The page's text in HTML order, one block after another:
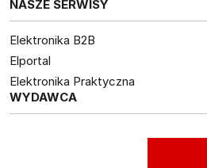
NASZE SERWISY
Elektronika B2B
Elportal
Elektronika Praktyczna
WYDAWCA